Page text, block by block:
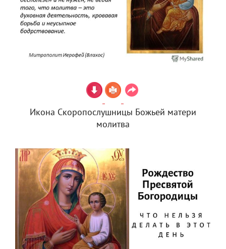
Икона Скоропослушницы Божьей матери
молитва